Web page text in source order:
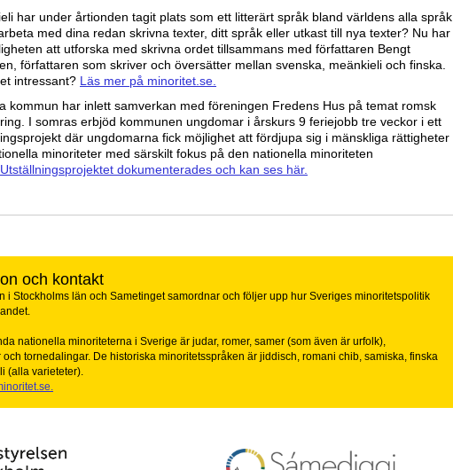
har under årtionden tagit plats som ett litterärt språk bland världens alla språk.
med dina redan skrivna texter, ditt språk eller utkast till nya texter? Nu har
att utforska med skrivna ordet tillsammans med författaren Bengt
författaren som skriver och översätter mellan svenska, meänkieli och finska.
intressant? Läs mer på minoritet.se.
kommun har inlett samverkan med föreningen Fredens Hus på temat romsk
I somras erbjöd kommunen ungdomar i årskurs 9 feriejobb tre veckor i ett
där ungdomarna fick möjlighet att fördjupa sig i mänskliga rättigheter
minoriteter med särskilt fokus på den nationella minoriteten
Utställningsprojektet dokumenterades och kan ses här.
och kontakt
i Stockholms län och Sametinget samordnar och följer upp hur Sveriges minoritetspolitik
nationella minoriteterna i Sverige är judar, romer, samer (som även är urfolk),
tornedalingar. De historiska minoritetsspråken är jiddisch, romani chib, samiska, finska
(alla varieteter).